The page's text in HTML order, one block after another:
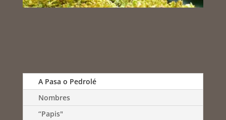
A Pasa o Pedrolé
Nombres
“Papis"